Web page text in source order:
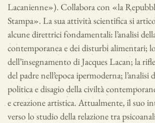
Lacanienne»). Collabora con «la
Stampa». La sua attività scientifica si
alcune direttrici fondamentali: l’analisi
contemporanea e dei disturbi alimentari;
dell’insegnamento di Jacques Lacan; la
del padre nell’epocaipermoderna; l’analisi
politica e disagio della civiltà
e creazione artistica. Attualmente, il suo
verso lo studio della relazione tra